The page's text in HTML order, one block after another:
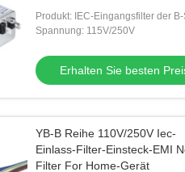
Produkt: IEC-Eingangsfilter der
Spannung: 115V/250V
Erhalten Sie besten
YB-B Reihe 110V/250V Iec-
Einlass-Filter-Einsteck-EMI
Filter For Home-Gerät